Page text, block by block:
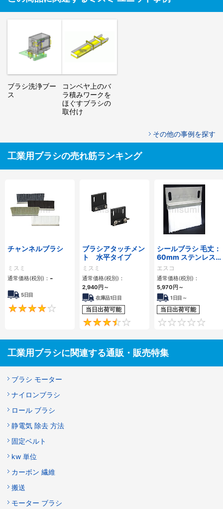
ブラシ洗浄ブー
ス
コンベヤ上のバ
ラ積みワークを
ほぐすブラシの
取付け
その他の事例を探す
工業用ブラシの売れ筋ランキング
チャンネルブラシ
ミスミ
通常価格(税別)： -
5日目
4.1
ブラシアタッチメン
ト 水平タイプ
ミスミ
通常価格(税別)：
2,940円～
在庫品1日目
当日出荷可能
3.4
シールブラシ 毛丈：
60mm ステンレス
フレーム ポリプロピ
レン毛
エスコ
通常価格(税別)：
5,970円～
1日目～
当日出荷可能
工業用ブラシに関連する通販・販売特集
ブラシ モーター
ナイロンブラシ
ロール ブラシ
静電気 除去 方法
固定ベルト
kw 単位
カーボン 繊維
搬送
モーター ブラシ